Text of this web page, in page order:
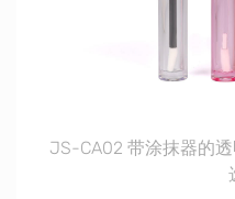
JS-CA02 带涂抹器的